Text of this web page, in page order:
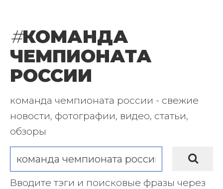
#КОМАНДА
ЧЕМПИОНАТА
РОССИИ
команда чемпионата россии - свежие
новости, фотографии, видео, статьи,
обзоры
Вводите тэги и поисковые фразы через